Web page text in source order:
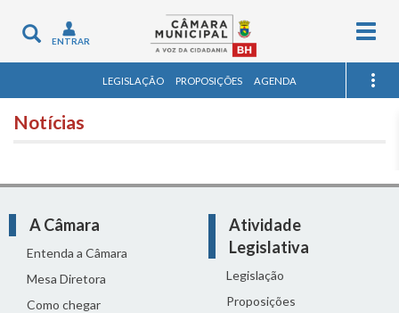
Toggle
navigation
ENTRAR
LEGISLAÇÃO PROPOSIÇÕES AGENDA
Notícias
A Câmara
Entenda a Câmara
Mesa Diretora
Como chegar
Atividade
Legislativa
Legislação
Proposições